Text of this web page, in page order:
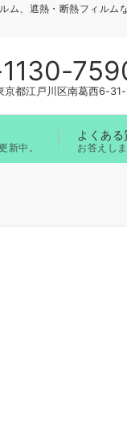
、遮熱・断熱フィルム
京都江戸川区南葛西6-
新中。
よくある
お答えしま